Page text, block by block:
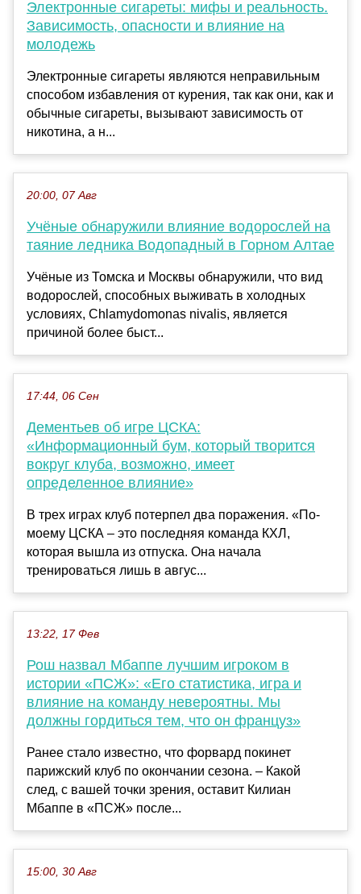
Электронные сигареты: мифы и реальность.
Зависимость, опасности и влияние на
молодежь
Электронные сигареты являются неправильным
способом избавления от курения, так как они, как и
обычные сигареты, вызывают зависимость от
никотина, а н...
20:00, 07 Авг
Учёные обнаружили влияние водорослей на
таяние ледника Водопадный в Горном Алтае
Учёные из Томска и Москвы обнаружили, что вид
водорослей, способных выживать в холодных
условиях, Chlamydomonas nivalis, является
причиной более быст...
17:44, 06 Сен
Дементьев об игре ЦСКА:
«Информационный бум, который творится
вокруг клуба, возможно, имеет
определенное влияние»
В трех играх клуб потерпел два поражения. «По-
моему ЦСКА – это последняя команда КХЛ,
которая вышла из отпуска. Она начала
тренироваться лишь в авгус...
13:22, 17 Фев
Рош назвал Мбаппе лучшим игроком в
истории «ПСЖ»: «Его статистика, игра и
влияние на команду невероятны. Мы
должны гордиться тем, что он француз»
Ранее стало известно, что форвард покинет
парижский клуб по окончании сезона. – Какой
след, с вашей точки зрения, оставит Килиан
Мбаппе в «ПСЖ» после...
15:00, 30 Авг